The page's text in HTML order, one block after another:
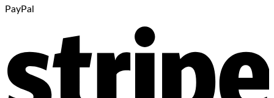
PayPal